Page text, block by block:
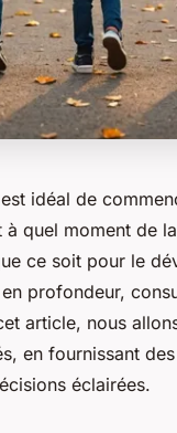
idéal de
quel moment de
ce soit pour le
profondeur,
article, nous
en fournissant des
éclairées.